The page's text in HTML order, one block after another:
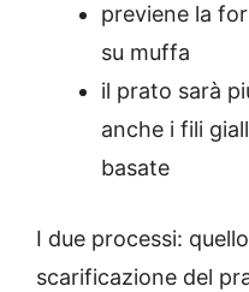
previene la
su muffa
il prato sarà
anche i fili
basate
I due processi:
scarificazione del